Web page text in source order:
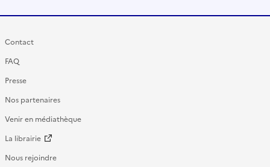
Contact
FAQ
Presse
Nos partenaires
Venir en médiathèque
La librairie
Nous rejoindre